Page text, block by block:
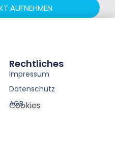
AUFNEHMEN
Rechtliches
Impressum
Datenschutz
AGB
Cookies